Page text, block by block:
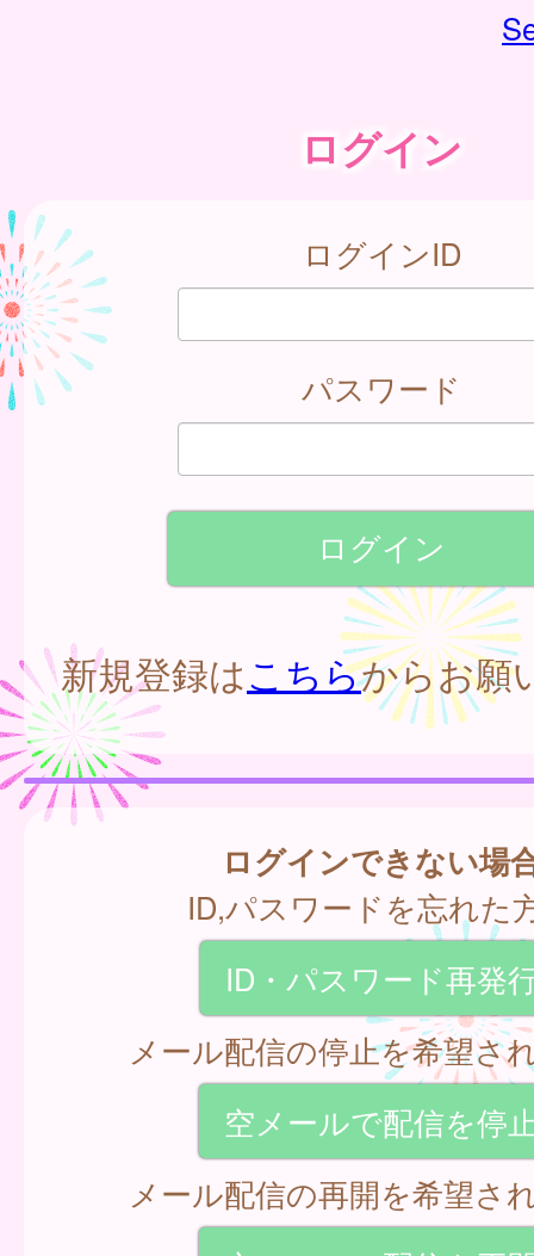
ログイン
ログインID
パスワード
新規登録はこちらからお願
ログインできない場
ID,パスワードを忘れた
ID・パスワード再発
メール配信の停止を希望さ
空メールで配信を停
メール配信の再開を希望さ